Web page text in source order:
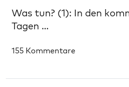
Was tun? (1): In den
Tagen …
155 Kommentare